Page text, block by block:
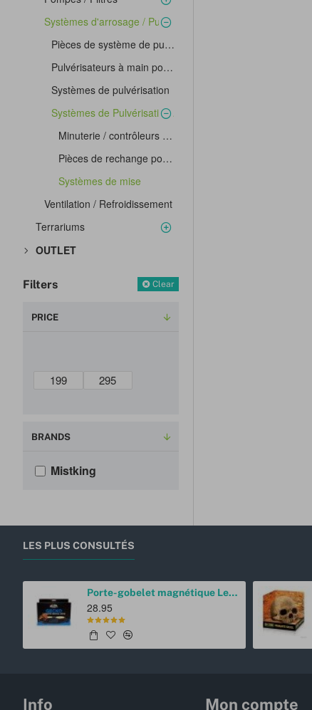
Systèmes d'arrosage / Pulvérisateurs portatifs
Pièces de système de pulvérisation
Pulvérisateurs à main pour terrarium
Systèmes de pulvérisation
Systèmes de Pulvérisation MistKing
Minuterie / contrôleurs d'erreur
Pièces de rechange pour système de pulvérisation Mistking
Systèmes de mise
Ventilation / Refroidissement
Terrariums
OUTLET
Filters Clear
PRICE
BRANDS
Mistking
LES PLUS CONSULTÉS
Porte-gobelet magnétique Ledge champignon Pangea
28.95
Info Mon compte